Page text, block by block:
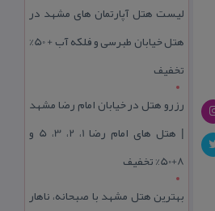
لیست هتل آپارتمان های مشهد در
هتل خیابان طبرسی و فلکه آب + 50%
تخفیف
رزرو هتل در خیابان امام رضا مشهد
| هتل‌ های امام رضا 1، 2، 3، 5 و
8+50% تخفیف
بهترین هتل مشهد با صبحانه، ناهار